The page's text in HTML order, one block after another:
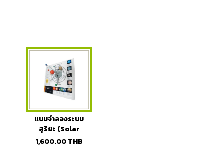
แบบจำลองระบบ
สุริยะ (Solar
System Model)
1,600.00THB